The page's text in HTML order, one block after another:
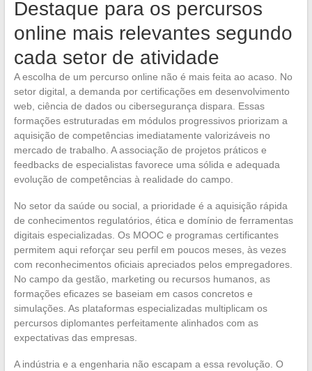
Destaque para os percursos
online mais relevantes segundo
cada setor de atividade
A escolha de um percurso online não é mais feita ao acaso. No
setor digital, a demanda por certificações em desenvolvimento
web, ciência de dados ou cibersegurança dispara. Essas
formações estruturadas em módulos progressivos priorizam a
aquisição de competências imediatamente valorizáveis no
mercado de trabalho. A associação de projetos práticos e
feedbacks de especialistas favorece uma sólida e adequada
evolução de competências à realidade do campo.
No setor da saúde ou social, a prioridade é a aquisição rápida
de conhecimentos regulatórios, ética e domínio de ferramentas
digitais especializadas. Os MOOC e programas certificantes
permitem aqui reforçar seu perfil em poucos meses, às vezes
com reconhecimentos oficiais apreciados pelos empregadores.
No campo da gestão, marketing ou recursos humanos, as
formações eficazes se baseiam em casos concretos e
simulações. As plataformas especializadas multiplicam os
percursos diplomantes perfeitamente alinhados com as
expectativas das empresas.
A indústria e a engenharia não escapam a essa revolução. O